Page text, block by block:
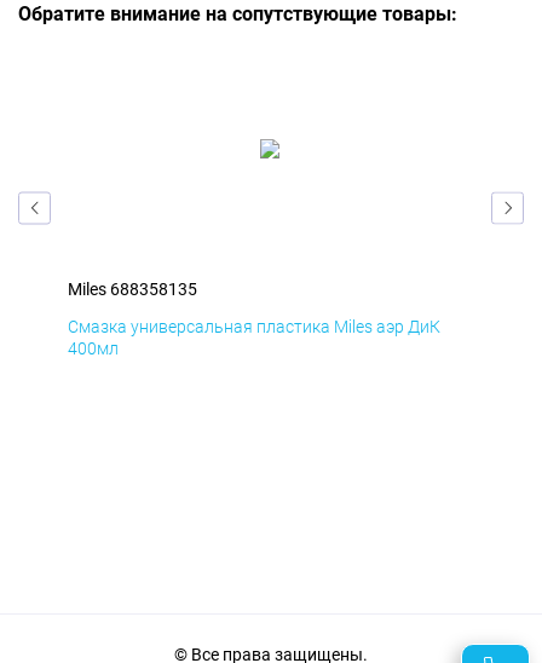
Обратите внимание на сопутствующие товары:
Miles 688358135
Смазка универсальная пластика Miles аэр ДиК
400мл
© Все права защищены.